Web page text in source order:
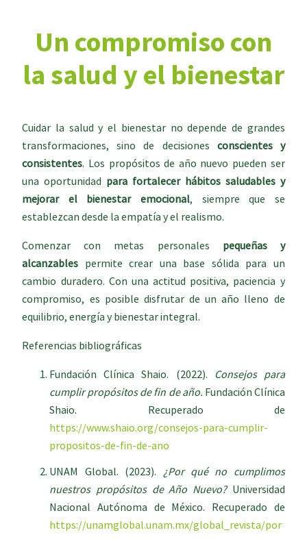
Un compromiso con
la salud y el bienestar
Cuidar la salud y el bienestar no depende de grandes
transformaciones, sino de decisiones conscientes y
consistentes. Los propósitos de año nuevo pueden ser
una oportunidad para fortalecer hábitos saludables y
mejorar el bienestar emocional, siempre que se
establezcan desde la empatía y el realismo.
Comenzar con metas personales pequeñas y
alcanzables permite crear una base sólida para un
cambio duradero. Con una actitud positiva, paciencia y
compromiso, es posible disfrutar de un año lleno de
equilibrio, energía y bienestar integral.
Referencias bibliográficas
Fundación Clínica Shaio. (2022).
Consejos para
cumplir propósitos de fin de año. Fundación Clínica
Shaio. Recuperado de
https://www.shaio.org/consejos-para-cumplir-
propositos-de-fin-de-ano
UNAM Global. (2023). ¿Por qué no cumplimos
nuestros propósitos de Año Nuevo?Universidad
Nacional Autónoma de México. Recuperado de
https://unamglobal.unam.mx/global_revista/por